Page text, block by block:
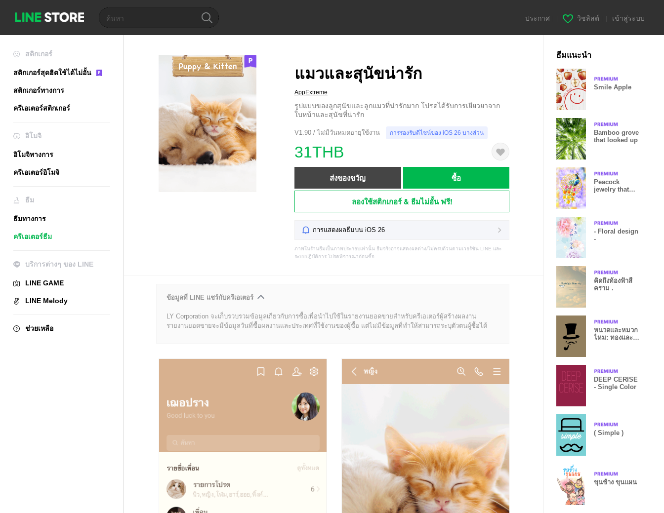
ประกาศ วิชลิสต์ เข้าสู่ระบบ
สติกเกอร์
สติกเกอร์สุดฮิตใช้ได้ไม่อั้น
สติกเกอร์ทางการ
ครีเอเตอร์สติกเกอร์
อิโมจิ
อิโมจิทางการ
ครีเอเตอร์อิโมจิ
ธีม
ธีมทางการ
ครีเอเตอร์ธีม
บริการต่างๆ ของ LINE
LINE GAME
LINE Melody
ช่วยเหลือ
แมวและสุนัขน่ารัก
AppExtreme
รูปแบบของลูกสุนัขและลูกแมวที่น่ารักมาก โปรดได้รับการเยียวยาจาก
ใบหน้าและสุนัขที่น่ารัก
V1.90 / ไม่มีวันหมดอายุใช้งาน การรองรับดีไซน์ของ iOS 26 บางส่วน
31THB
ส่งของขวัญ ซื้อ
ลองใช้สติกเกอร์ & ธีมไม่อั้น ฟรี!
การแสดงผลธีมบน iOS 26
ภาพในร้านธีมเป็นภาพประกอบเท่านั้น ธีมจริงอาจแสดงผลต่าง/ไม่ครบถ้วนตามเวอร์ชัน LINE และ
ระบบปฏิบัติการ โปรดพิจารณาก่อนซื้อ
ข้อมูลที่ LINE แชร์กับครีเอเตอร์
LY Corporation จะเก็บรวบรวมข้อมูลเกี่ยวกับการซื้อเพื่อนำไปใช้ในรายงานยอดขายสำหรับครีเอเตอร์ผู้สร้างผลงาน
รายงานยอดขายจะมีข้อมูลวันที่ซื้อผลงานและประเทศที่ใช้งานของผู้ซื้อ แต่ไม่มีข้อมูลที่ทำให้สามารถระบุตัวตนผู้ซื้อได้
ธีมแนะนำ
Smile Apple
Bamboo grove
that looked up
Peacock
jewelry that
- Floral design
-
คิดถึงท้องฟ้าสี
คราม .
หนวดและหมวก
ไหม: ทองและ
DEEP CERISE
- Single Color
( Simple )
ขุนช้าง ขุนแผน